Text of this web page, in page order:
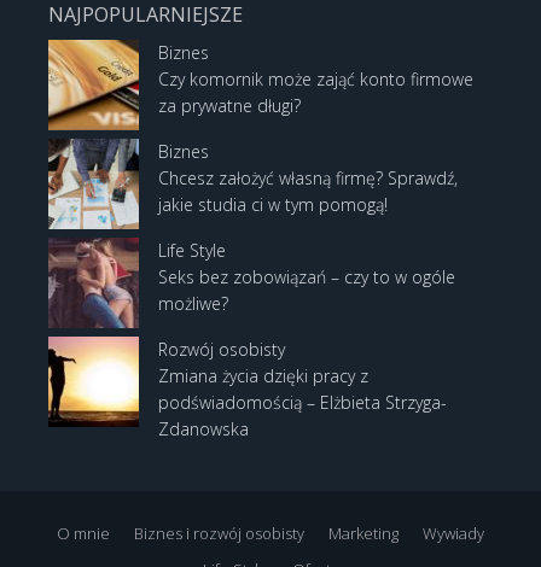
NAJPOPULARNIEJSZE
Biznes
Czy komornik może zająć konto firmowe
za prywatne długi?
Biznes
Chcesz założyć własną firmę? Sprawdź,
jakie studia ci w tym pomogą!
Life Style
Seks bez zobowiązań – czy to w ogóle
możliwe?
Rozwój osobisty
Zmiana życia dzięki pracy z
podświadomością – Elżbieta Strzyga-
Zdanowska
O mnie Biznes i rozwój osobisty Marketing
Wywiady